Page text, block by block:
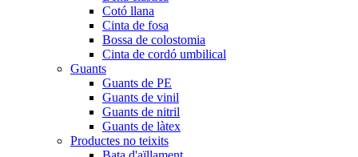
Cotó llana
Cinta de fosa
Bossa de colostomia
Cinta de cordó umbilical
Guants
Guants de PE
Guants de vinil
Guants de nitril
Guants de làtex
Productes no teixits